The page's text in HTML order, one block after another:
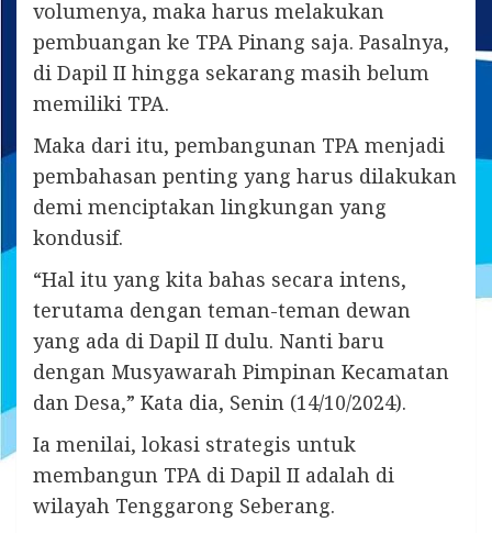
volumenya, maka harus melakukan
pembuangan ke TPA Pinang saja. Pasalnya,
di Dapil II hingga sekarang masih belum
memiliki TPA.
Maka dari itu, pembangunan TPA menjadi
pembahasan penting yang harus dilakukan
demi menciptakan lingkungan yang
kondusif.
“Hal itu yang kita bahas secara intens,
terutama dengan teman-teman dewan
yang ada di Dapil II dulu. Nanti baru
dengan Musyawarah Pimpinan Kecamatan
dan Desa,” Kata dia, Senin (14/10/2024).
Ia menilai, lokasi strategis untuk
membangun TPA di Dapil II adalah di
wilayah Tenggarong Seberang.